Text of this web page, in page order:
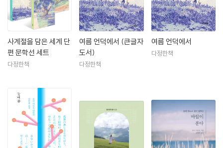
사계절을 담은 세계 단
편 문학선 세트
다정한책
여름 언덕에서 (큰글자
도서)
다정한책
여름 언덕에서
다정한책